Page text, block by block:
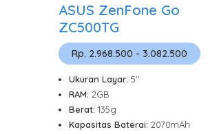
ASUS ZenFone Go
ZC500TG
Rp. 2.968.500 - 3.082.500
Ukuran Layar: 5"
RAM: 2GB
Berat: 135g
Kapasitas Baterai: 2070mAh